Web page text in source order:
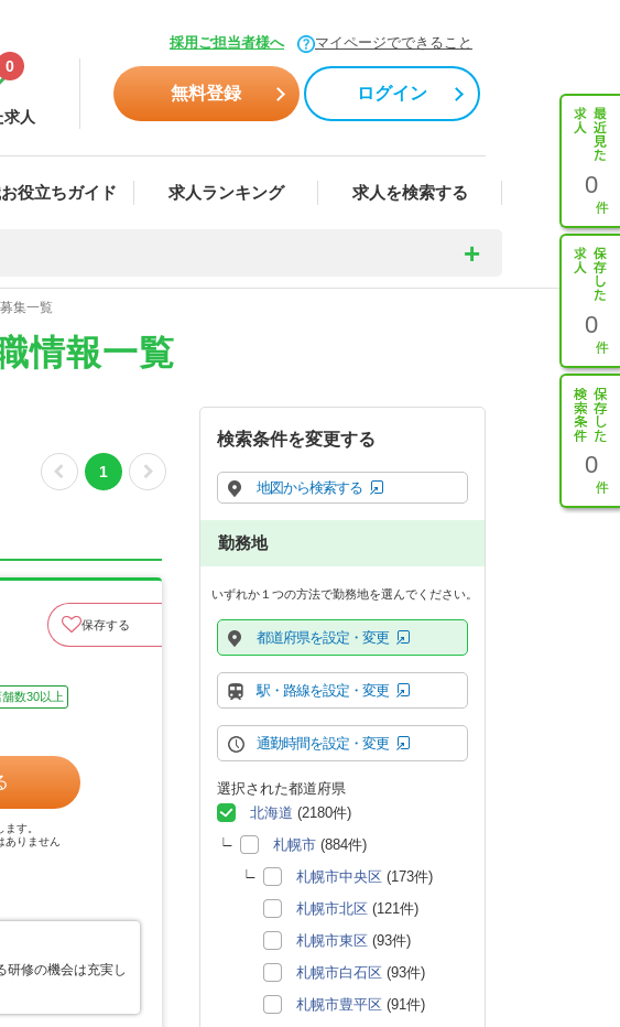
採用ご担当者様へ マイページでできること
人
0
無料登録 ログイン
役立ちガイド 求人ランキング 求人を検索する 0
0
0
集一覧
情報一覧
1
保存する
舗数30以上
す。
ありません
研修の機会は充実し
検索条件を変更する
地図から検索する
勤務地
いずれか１つの方法で勤務地を選んでください。
都道府県を設定・変更
駅・路線を設定・変更
通勤時間を設定・変更
選択された都道府県
北海道 (2180件)
札幌市 (884件)
札幌市中央区 (173件)
札幌市北区 (121件)
札幌市東区 (93件)
札幌市白石区 (93件)
札幌市豊平区 (91件)